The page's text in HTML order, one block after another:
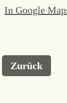
In Google
Zurück